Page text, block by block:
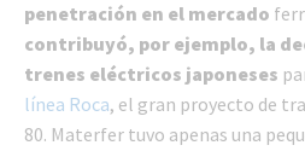
penetración en el mercado
contribuyó, por ejemplo, la
trenes eléctricos japoneses
línea Roca, el gran proyecto de
80. Materfer tuvo apenas una